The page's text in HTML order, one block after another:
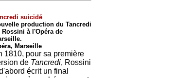
suicidé
production du Tancredi
Rossini à l'Opéra de
Marseille
1810, pour sa première
de Tancredi, Rossini
écrit un final